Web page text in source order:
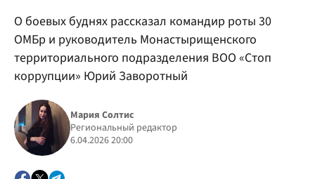
Политика
О боевых буднях рассказал командир роты 30
ОМБр и руководитель Монастырищенского
территориального подразделения ВОО «Стоп
коррупции» Юрий Заворотный
Мария Солтис
Региональный редактор
6.04.2026 20:00